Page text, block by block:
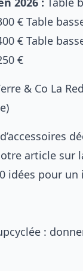
€ Table
€ Table
€
& Co La
article sur
idées pour
: